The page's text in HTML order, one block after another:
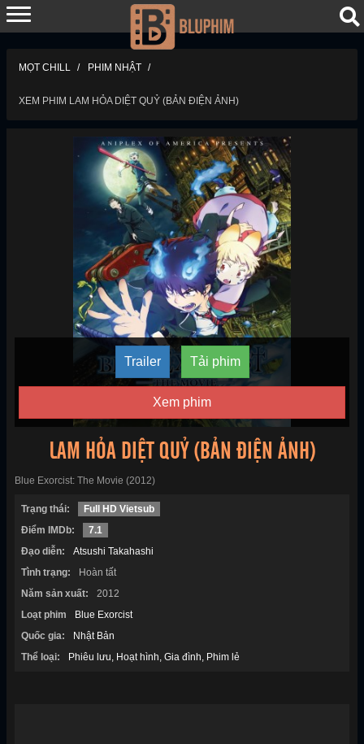
MỌT CHILL PHIM NHẬT
XEM PHIM LAM HỎA DIỆT QUỶ (BẢN ĐIỆN ẢNH)
Trailer Tải phim
Xem phim
LAM HỎA DIỆT QUỶ (BẢN ĐIỆN ẢNH)
Blue Exorcist: The Movie (2012)
Trạng thái:
Full HD Vietsub
Điểm IMDb:
7.1
Đạo diễn:
Atsushi Takahashi
Tình trạng:
Hoàn tất
Năm sản xuất:
2012
Loạt phim
Blue Exorcist
Quốc gia:
Nhật Bản
Thể loại:
Phiêu lưu Hoạt hình Gia đình Phim lẻ